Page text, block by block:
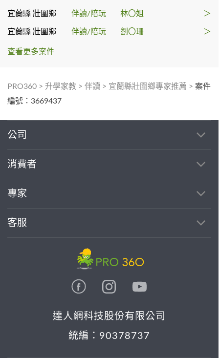
宜蘭縣 壯圍鄉 伴讀/陪玩 林〇姐 ＞
宜蘭縣 壯圍鄉 伴讀/陪玩 劉〇珊 ＞
查看更多案件
PRO360 > 升學家教 > 伴讀 > 宜蘭縣壯圍鄉專家推薦 > 案件
編號：3669437
公司
消費者
專家
客服
達人網科技股份有限公司
統編：90378737